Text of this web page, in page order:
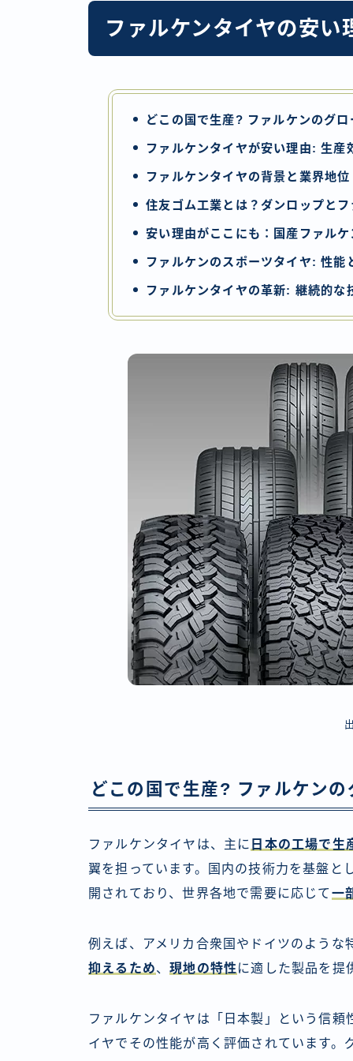
ファルケンタイヤの安
どこの国で生産? ファルケンのグ
ファルケンタイヤが安い理由: 生産
ファルケンタイヤの背景と業界地位
住友ゴム工業とは？ダンロップと
安い理由がここにも：国産ファル
ファルケンのスポーツタイヤ: 性能
ファルケンタイヤの革新: 継続的な
どこの国で生産? ファルケン
ファルケンタイヤは、主に 日本の工場で生
翼を担っています。国内の技術力を基盤と
開されており、世界各地で需要に応じて 一
例えば、アメリカ合衆国やドイツのよう
抑えるため、現地の特性に適した製品を提
ファルケンタイヤは「日本製」という信
イヤでその性能が高く評価されています